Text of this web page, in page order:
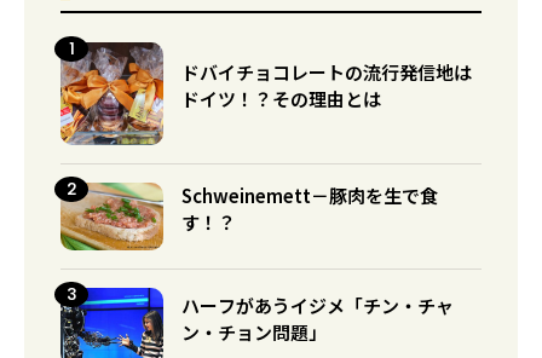
ドバイチョコレートの流行発信地は
ドイツ！？その理由とは
Schweinemett－豚肉を生で食
す！？
ハーフがあうイジメ「チン・チャ
ン・チョン問題」